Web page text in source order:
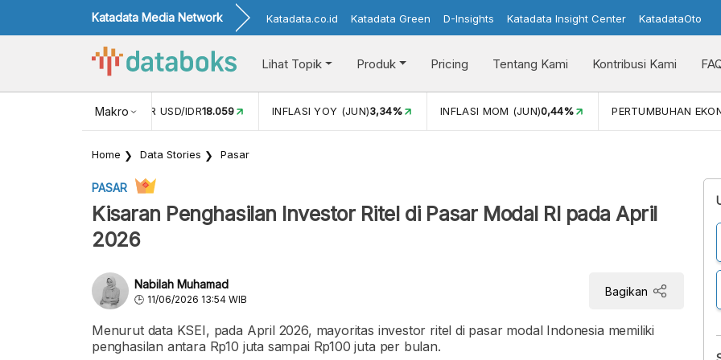
Katadata Media Network Katadata.co.id Katadata Green D-Insights Katadata Insight Center KatadataOto
Lihat Topik Produk Pricing Tentang Kami Kontribusi Kami
Makro
NILAI TUKAR USD/IDR18.059 INFLASI YOY (JUN)3,34% INFLASI MOM (JUN)0,44% PERTUMBUHAN
Home Data Stories Pasar
PASAR
Kisaran Penghasilan Investor Ritel di Pasar Modal RI pada April
2026
Nabilah Muhamad
11/06/2026 13:54 WIB
Bagikan
Menurut data KSEI, pada April 2026, mayoritas investor ritel di pasar modal Indonesia memiliki
penghasilan antara Rp10 juta sampai Rp100 juta per bulan.